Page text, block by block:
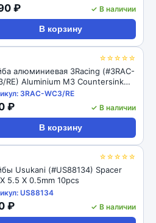
₽ ✓ В наличии
В корзину
☆☆☆☆☆
алюминиевая 3Racing (#3RAC-
RE) Aluminium M3 Countersink
(10 Pcs) - Red
3RAC-WC3/RE
₽ ✓ В наличии
В корзину
☆☆☆☆☆
Usukani (#US88134) Spacer
5.5 X 0.5mm 10pcs
US88134
₽ ✓ В наличии